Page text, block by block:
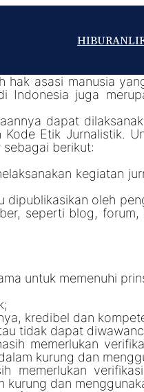
HIBURAN
asasi manusia
juga
dapat
Etik Jurnalistik.
berikut:
kegiatan
oleh
seperti blog,
untuk memenuhi
kredibel dan
tidak dapat
memerlukan
kurung dan
memerlukan
dan